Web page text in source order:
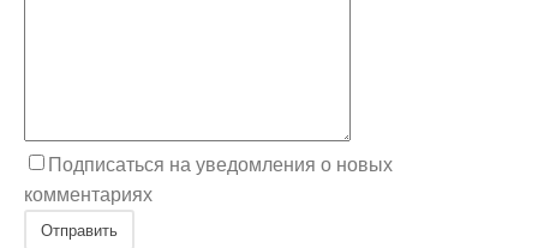
Подписаться на уведомления о новых
комментариях
Отправить